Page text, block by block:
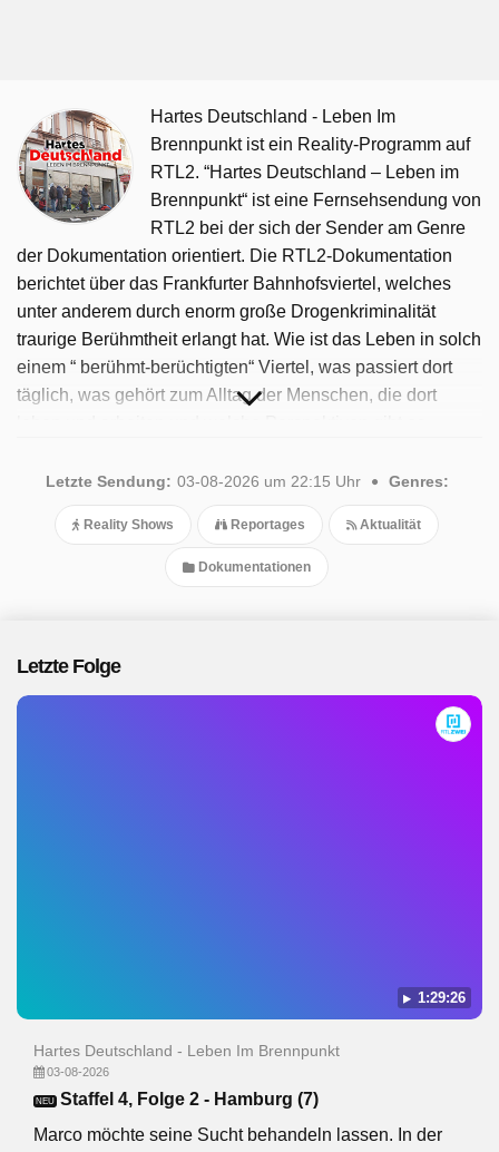
Hartes Deutschland - Leben Im
Brennpunkt ist ein Reality-Programm auf
RTL2. “Hartes Deutschland – Leben im
Brennpunkt“ ist eine Fernsehsendung von
RTL2 bei der sich der Sender am Genre
der Dokumentation orientiert. Die RTL2-Dokumentation
berichtet über das Frankfurter Bahnhofsviertel, welches
unter anderem durch enorm große Drogenkriminalität
traurige Berühmtheit erlangt hat. Wie ist das Leben in solch
einem “ berühmt-berüchtigten“ Viertel, was passiert dort
täglich, was gehört zum Alltag der Menschen, die dort
zu Wort, deren Lebensmittelpunkt oder Arbeitsplatz im
Brennpunkt ist. Es werden diverse Erfahrungen und
Sichtweisen der unterschiedlichsten Menschen beleuchtet,
hier kommt jeder zu Wort, egal ob Gesetzeshüter,
Obdachloser, Sanitäter oder Suchtkranker. Seit 2025 ist die
Letzte Sendung: 03-08-2026 um 22:15 Uhr Genres:
Reality Shows Reportages Aktualität
Dokumentationen
Letzte Folge
1:29:26
Hartes Deutschland - Leben Im Brennpunkt
03-08-2026
NEU Staffel 4, Folge 2 - Hamburg (7)
Marco möchte seine Sucht behandeln lassen. In der